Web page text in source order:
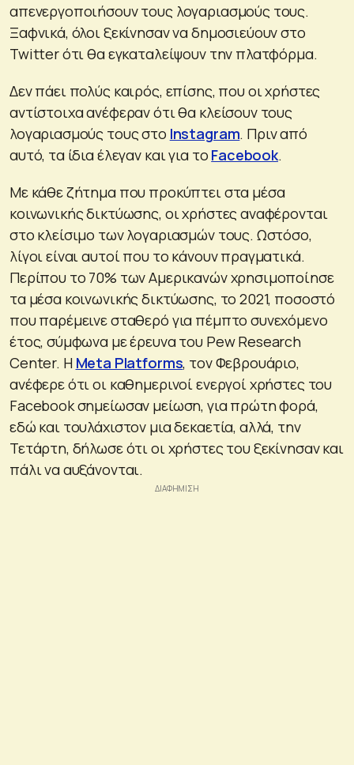
απενεργοποιήσουν τους λογαριασμούς τους.
Ξαφνικά, όλοι ξεκίνησαν να δημοσιεύουν στο
Twitter ότι θα εγκαταλείψουν την πλατφόρμα.
Δεν πάει πολύς καιρός, επίσης, που οι χρήστες
αντίστοιχα ανέφεραν ότι θα κλείσουν τους
λογαριασμούς τους στο Instagram. Πριν από
αυτό, τα ίδια έλεγαν και για το Facebook.
Με κάθε ζήτημα που προκύπτει στα μέσα
κοινωνικής δικτύωσης, οι χρήστες αναφέρονται
στο κλείσιμο των λογαριασμών τους. Ωστόσο,
λίγοι είναι αυτοί που το κάνουν πραγματικά.
Περίπου το 70% των Αμερικανών χρησιμοποίησε
τα μέσα κοινωνικής δικτύωσης, το 2021, ποσοστό
που παρέμεινε σταθερό για πέμπτο συνεχόμενο
έτος, σύμφωνα με έρευνα του Pew Research
Center. Η Meta Platforms, τον Φεβρουάριο,
ανέφερε ότι οι καθημερινοί ενεργοί χρήστες του
Facebook σημείωσαν μείωση, για πρώτη φορά,
εδώ και τουλάχιστον μια δεκαετία, αλλά, την
Τετάρτη, δήλωσε ότι οι χρήστες του ξεκίνησαν και
πάλι να αυξάνονται.